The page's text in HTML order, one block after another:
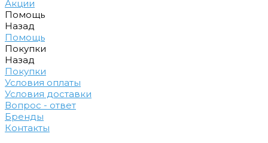
Акции
Помощь
Назад
Помощь
Покупки
Назад
Покупки
Условия оплаты
Условия доставки
Вопрос - ответ
Бренды
Контакты